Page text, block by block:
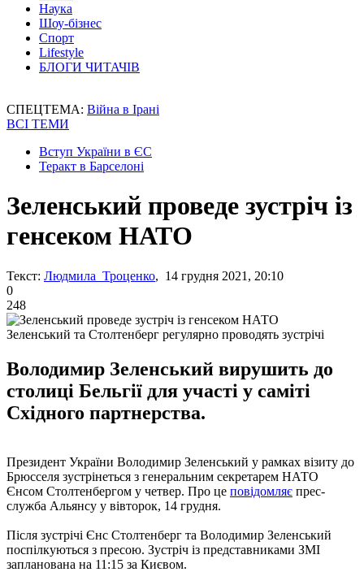
Наука
Шоу-бізнес
Спорт
Lifestyle
БЛОГИ ЧИТАЧІВ
СПЕЦТЕМА: Війна в Ірані
ВСІ ТЕМИ
Вступ України в ЄС
Теракт в Барселоні
Зеленський проведе зустріч із
генсеком НАТО
Текст: Людмила Троценко, 14 грудня 2021, 20:10
0
248
Зеленський та Столтенберг регулярно проводять зустрічі
Володимир Зеленський вирушить до
столиці Бельгії для участі у саміті
Східного партнерства.
Президент України Володимир Зеленський у рамках візиту до
Брюсселя зустрінеться з генеральним секретарем НАТО
Єнсом Столтенбергом у четвер. Про це повідомляє прес-
служба Альянсу у вівторок, 14 грудня.
Після зустрічі Єнс Столтенберг та Володимир Зеленський
поспілкуються з пресою. Зустріч із представниками ЗМІ
запланована на 11:15 за Києвом.